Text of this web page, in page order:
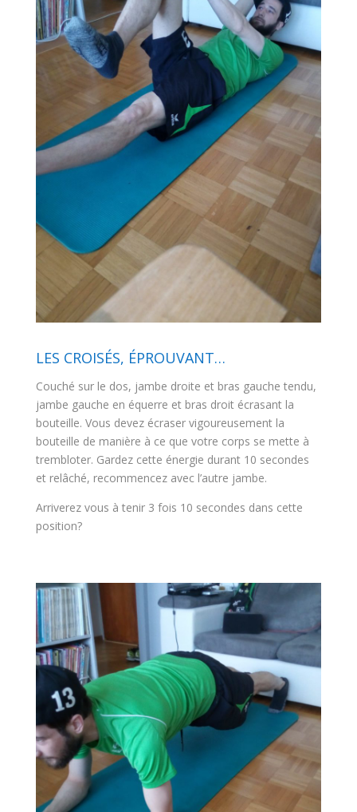
LES CROISÉS, ÉPROUVANT…
Couché sur le dos, jambe droite et bras gauche tendu,
jambe gauche en équerre et bras droit écrasant la
bouteille. Vous devez écraser vigoureusement la
bouteille de manière à ce que votre corps se mette à
trembloter. Gardez cette énergie durant 10 secondes
et relâché, recommencez avec l’autre jambe.
Arriverez vous à tenir 3 fois 10 secondes dans cette
position?